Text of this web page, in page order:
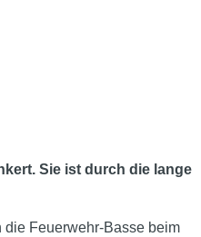
Sie ist durch die lange
die Feuerwehr-Basse beim